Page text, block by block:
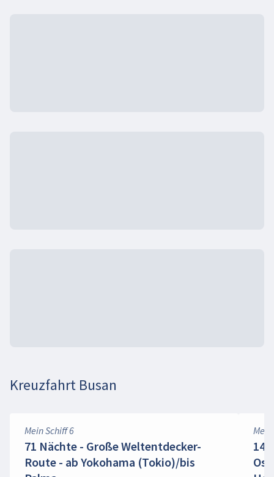
Kreuzfahrt Busan
Mein Schiff 6
71 Nächte - Große Weltentdecker-
Route - ab Yokohama (Tokio)/bis
14